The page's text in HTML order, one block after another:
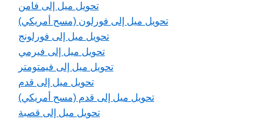
تحويل ميل إلى فامن
تحويل ميل إلى فورلون (مسح أمريكي)
تحويل ميل إلى فورلونج
تحويل ميل إلى فيرمي
تحويل ميل إلى فيمتومتر
تحويل ميل إلى قدم
تحويل ميل إلى قدم (مسح أمريكي)
تحويل ميل إلى قصبة